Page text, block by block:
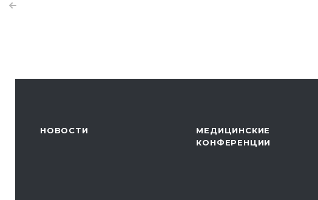
НОВОСТИ
МЕДИЦИНСКИЕ
КОНФЕРЕНЦИИ